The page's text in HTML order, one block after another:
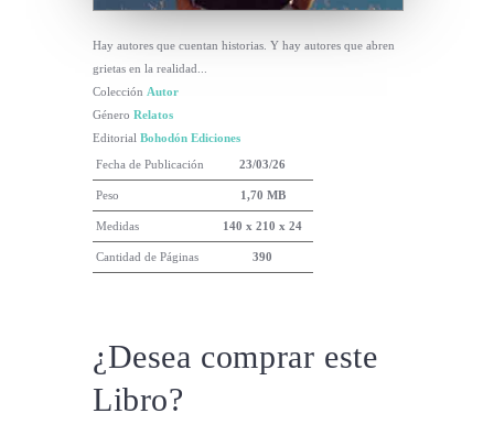
Hay autores que cuentan historias. Y hay autores que abren
grietas en la realidad...
Colección Autor
Género Relatos
Editorial Bohodón Ediciones
Fecha de Publicación
23/03/26
Peso 1,70 MB
Medidas 140 x 210 x 24
Cantidad de Páginas 390
¿Desea comprar este
Libro?